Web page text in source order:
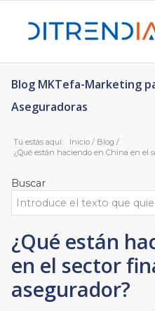
Blog MKTefa-Marketing
Aseguradoras
Tú estás aquí: Inicio / Blog /
¿Qué están haciendo en China en el
Buscar
¿Qué están
en el sector
asegurador?